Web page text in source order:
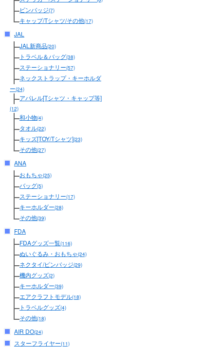
ピンバッジ(7)
キャップ/Tシャツ/その他(17)
JAL
JAL新商品(20)
トラベル＆バッグ(38)
ステーショナリー(57)
ネックストラップ・キーホルダ
ー(24)
アパレル[Tシャツ・キャップ等]
(12)
和小物(4)
タオル(22)
キッズ[TOY/Tシャツ](23)
その他(27)
ANA
おもちゃ(25)
バッグ(5)
ステーショナリー(17)
キーホルダー(28)
その他(39)
FDA
FDAグッズ一覧(116)
ぬいぐるみ・おもちゃ(24)
ネクタイ/ピンバッジ(29)
機内グッズ(2)
キーホルダー(39)
エアクラフトモデル(18)
トラベルグッズ(4)
その他(18)
AIR DO(24)
スターフライヤー(11)